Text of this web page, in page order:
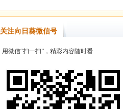
关注向日葵微信号
用微信“扫一扫”，精彩内容随时看